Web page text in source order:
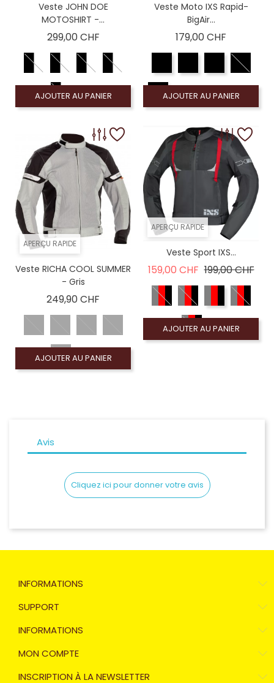
Veste JOHN DOE
MOTOSHIRT -...
299,00 CHFPrix
AJOUTER AU PANIER
Veste Moto IXS Rapid-
BigAir...
179,00 CHF
AJOUTER AU PANIER
APERÇU RAPIDE
Veste RICHA COOL SUMMER
- Gris
249,90 CHF
AJOUTER AU PANIER
APERÇU RAPIDE
Veste Sport IXS...
159,00 CHF Prix de base
199,00 CHFPrix
AJOUTER AU PANIER
Avis
Cliquez ici pour donner votre avis
INFORMATIONS
SUPPORT
INFORMATIONS
MON COMPTE
INSCRIPTION À LA NEWSLETTER